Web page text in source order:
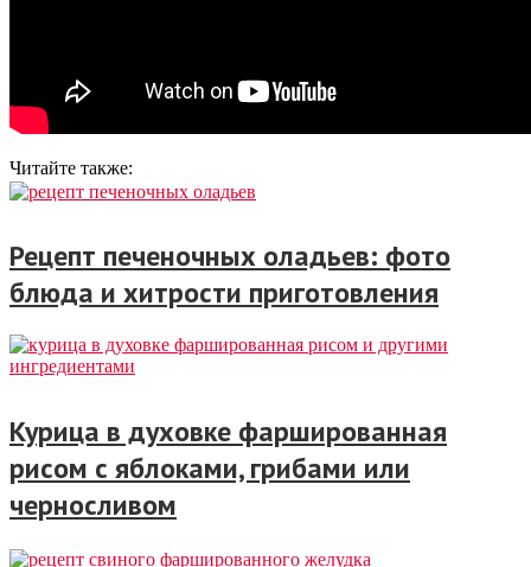
Читайте также:
Рецепт печеночных оладьев: фото
блюда и хитрости приготовления
Курица в духовке фаршированная
рисом с яблоками, грибами или
черносливом